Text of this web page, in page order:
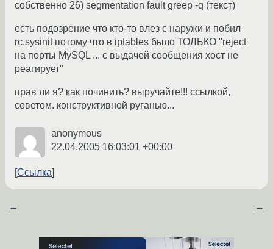
собственно 26) segmentation fault greep -q (текст)
есть подозрение что кто-то влез с наружи и побил
rc.sysinit потому что в iptables было ТОЛЬКО "reject
на порты MySQL ... с выдачей сообщения хост не
реагирует"
прав ли я? как починить? выручайте!!! ссылкой,
советом. конструктивной руганью...
anonymous
22.04.2005 16:03:01 +00:00
Ссылка
← →